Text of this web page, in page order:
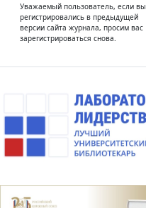
Уважаемый пользователь, если вы
регистрировались в предыдущей
версии сайта журнала, просим вас
зарегистрироваться снова.